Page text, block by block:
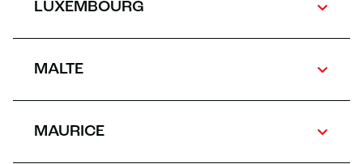
LUXEMBOURG
MALTE
MAURICE